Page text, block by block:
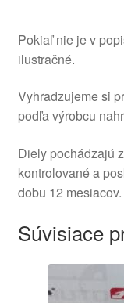
Pokiaľ nie je v
ilustračné.
Vyhradzujeme si
podľa výrobcu
Diely pochádzajú
kontrolované a
dobu 12 mesiacov.
Súvisiace